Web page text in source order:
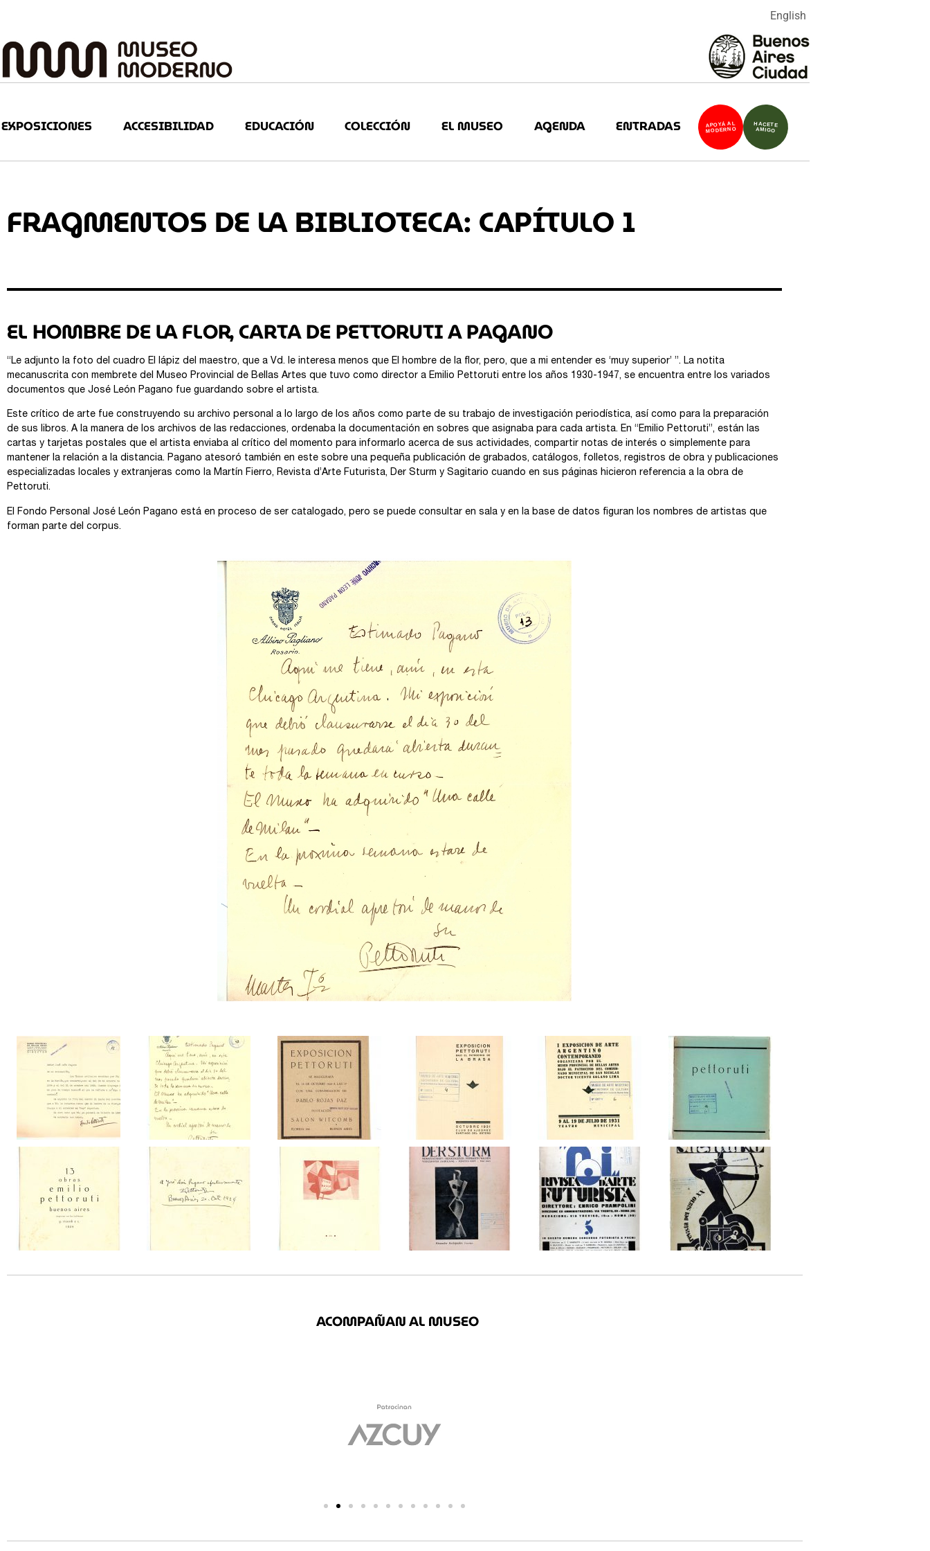
English
EXPOSICIONES ACCESIBILIDAD EDUCACIÓN COLECCIÓN EL MUSEO AGENDA ENTRADAS APOYÁ AL
MODERNO
HACETE
AMIGO
FRAGMENTOS DE LA BIBLIOTECA: CAPÍTULO 1
EL HOMBRE DE LA FLOR, CARTA DE PETTORUTI A PAGANO
“Le adjunto la foto del cuadro El lápiz del maestro, que a Vd. le interesa menos que El hombre de la flor, pero, que a mi entender es ‘muy superior’ ”. La notita
mecanuscrita con membrete del Museo Provincial de Bellas Artes que tuvo como director a Emilio Pettoruti entre los años 1930-1947, se encuentra entre los variados
documentos que José León Pagano fue guardando sobre el artista.
Este crítico de arte fue construyendo su archivo personal a lo largo de los años como parte de su trabajo de investigación periodística, así como para la preparación
de sus libros. A la manera de los archivos de las redacciones, ordenaba la documentación en sobres que asignaba para cada artista. En “Emilio Pettoruti”, están las
cartas y tarjetas postales que el artista enviaba al crítico del momento para informarlo acerca de sus actividades, compartir notas de interés o simplemente para
mantener la relación a la distancia. Pagano atesoró también en este sobre una pequeña publicación de grabados, catálogos, folletos, registros de obra y publicaciones
especializadas locales y extranjeras como la Martín Fierro, Revista d’Arte Futurista, Der Sturm y Sagitario cuando en sus páginas hicieron referencia a la obra de
Pettoruti.
El Fondo Personal José León Pagano está en proceso de ser catalogado, pero se puede consultar en sala y en la base de datos figuran los nombres de artistas que
forman parte del corpus.
ACOMPAÑAN AL MUSEO